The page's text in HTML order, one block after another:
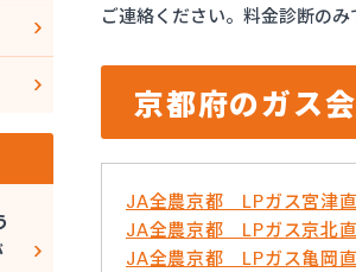
ご連絡ください。料金診断のみ
京都府のガス
JA全農京都 LPガス宮津
JA全農京都 LPガス京北
JA全農京都 LPガス亀岡